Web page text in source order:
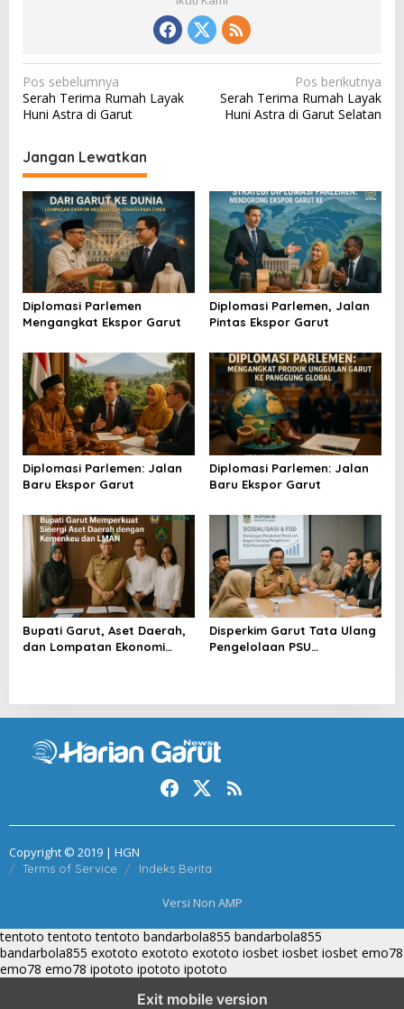
N
a
i
g
a
s
i
p
o
s
Pos sebelumnya
Serah Terima Rumah Layak
Huni Astra di Garut
Pos berikutnya
Serah Terima Rumah Layak
Huni Astra di Garut Selatan
Jangan Lewatkan
Diplomasi Parlemen
Mengangkat Ekspor Garut
Diplomasi Parlemen, Jalan
Pintas Ekspor Garut
Diplomasi Parlemen: Jalan
Baru Ekspor Garut
Diplomasi Parlemen: Jalan
Baru Ekspor Garut
Bupati Garut, Aset Daerah,
dan Lompatan Ekonomi
Disperkim Garut Tata Ulang
Pengelolaan PSU
Copyright © 2019 | HGN
Terms of Service Indeks Berita
Versi Non AMP
tentoto tentoto tentoto bandarbola855 bandarbola855
bandarbola855 exototo exototo exototo iosbet iosbet iosbet emo78
emo78 emo78 ipototo ipototo ipototo
Exit mobile version